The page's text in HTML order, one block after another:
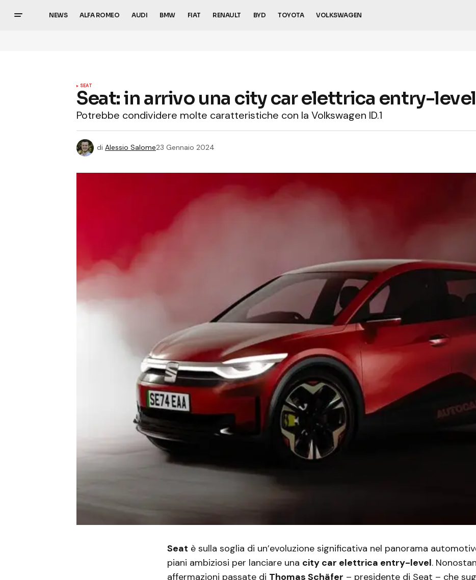
NEWS ALFA ROMEO AUDI BMW FIAT RENAULT BYD TOYOTA VOLKSWAGEN
SEAT
Seat: in arrivo una city car elettrica entry-level
Potrebbe condividere molte caratteristiche con la Volkswagen ID.1
di Alessio Salome23 Gennaio 2024
Seat è sulla soglia di un’evoluzione significativa nel panorama
piani ambiziosi per lanciare una city car elettrica entry-level.
affermazioni passate di Thomas Schäfer – presidente di Seat – che